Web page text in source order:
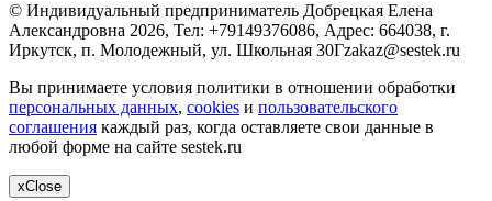
© Индивидуальный предприниматель Добрецкая Елена
Александровна 2026, Тел: +79149376086, Адрес: 664038, г.
Иркутск, п. Молодежный, ул. Школьная 30Гzakaz@sestek.ru
Вы принимаете условия политики в отношении обработки
персональных данных, cookies и пользовательского
соглашения каждый раз, когда оставляете свои данные в
любой форме на сайте sestek.ru
xClose